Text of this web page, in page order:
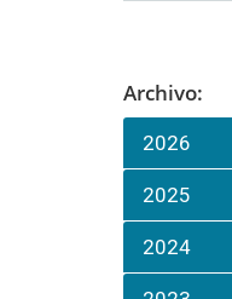
Archivo:
2026
2025
2024